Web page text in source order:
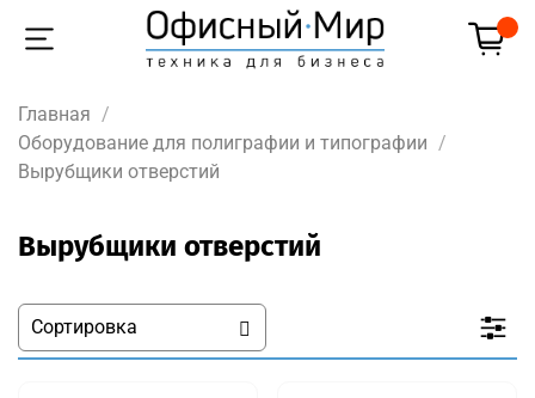
Главная
Оборудование для полиграфии и типографии
Вырубщики отверстий
Вырубщики отверстий